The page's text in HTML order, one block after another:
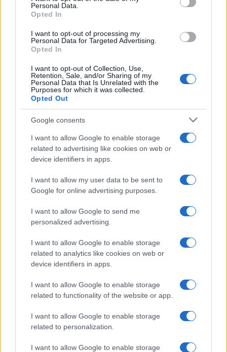
Personal Data.
Opted In
I want to opt-out of processing my
Personal Data for Targeted Advertising.
Opted In
I want to opt-out of Collection, Use,
Retention, Sale, and/or Sharing of my
Personal Data that Is Unrelated with the
Purposes for which it was collected.
Opted Out
Google consents
I want to allow Google to enable storage
related to advertising like cookies on web or
device identifiers in apps.
I want to allow my user data to be sent to
Google for online advertising purposes.
I want to allow Google to send me
personalized advertising.
I want to allow Google to enable storage
related to analytics like cookies on web or
device identifiers in apps.
I want to allow Google to enable storage
related to functionality of the website or app.
I want to allow Google to enable storage
related to personalization.
I want to allow Google to enable storage
Τέλος, μίλησε για την πιλοτική εφαρμογή του διεθνούς
του μέτρου, τονίζοντας τη σημασία της προσαρμογής του
εκπαιδευτικού συστήματος στις σύγχρονες απαιτήσεις.
«Αρχικά το μέτρο θα εφαρμοστεί σε κάποιο πειραματικά
σχολεία και θα επεκταθεί σε όλα, πριν περάσει και στα
δημόσια σχολεία. Το διεθνές απολυτήριο εφαρμόζεται
ήδη στα ιδιωτικά σχολεία και η σχετική νομοθεσία
υπάρχει από το 1995, αλλά δεν εφαρμόστηκε ποτέ μέχρι